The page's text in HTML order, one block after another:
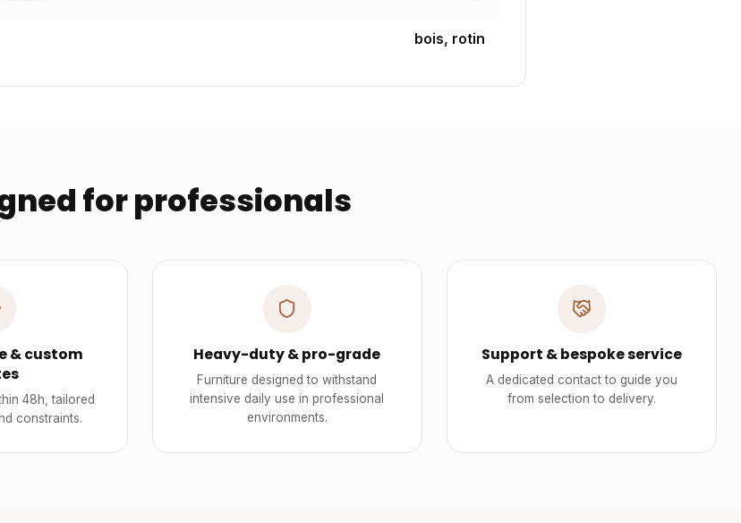
bois, rotin
for professionals
& custom
48h, tailored
constraints.
Heavy-duty & pro-grade
Furniture designed to withstand
intensive daily use in professional
environments.
Support & bespoke service
A dedicated contact to guide you
from selection to delivery.